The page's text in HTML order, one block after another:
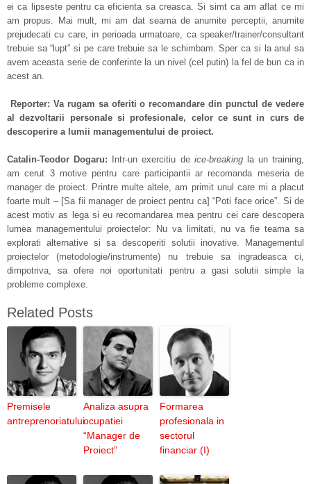
ei ca lipseste pentru ca eficienta sa creasca. Si simt ca am aflat ce mi
am propus. Mai mult, mi am dat seama de anumite perceptii, anumite
prejudecati cu care, in perioada urmatoare, ca speaker/trainer/consultant
trebuie sa “lupt” si pe care trebuie sa le schimbam. Sper ca si la anul sa
avem aceasta serie de conferinte la un nivel (cel putin) la fel de bun ca in
acest an.
Reporter: Va rugam sa oferiti o recomandare din punctul de vedere
al dezvoltarii personale si profesionale, celor ce sunt in curs de
descoperire a lumii managementului de proiect.
Catalin-Teodor Dogaru: Intr-un exercitiu de ice-breakingla un training,
am cerut 3 motive pentru care participantii ar recomanda meseria de
manager de proiect. Printre multe altele, am primit unul care mi a placut
foarte mult – [Sa fii manager de proiect pentru ca] “Poti face orice”. Si de
acest motiv as lega si eu recomandarea mea pentru cei care descopera
lumea managementului proiectelor: Nu va limitati, nu va fie teama sa
explorati alternative si sa descoperiti solutii inovative. Managementul
proiectelor (metodologie/instrumente) nu trebuie sa ingradeasca ci,
dimpotriva, sa ofere noi oportunitati pentru a gasi solutii simple la
probleme complexe.
Related Posts
Premisele
antreprenoriatului
Analiza asupra
ocupatiei
“Manager de
Proiect”
Formarea
profesionala in
sectorul
financiar (I)